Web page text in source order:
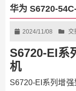
华为 S6720-
2024/11/08 交
S6720-EI系
机
S6720-EI系列增